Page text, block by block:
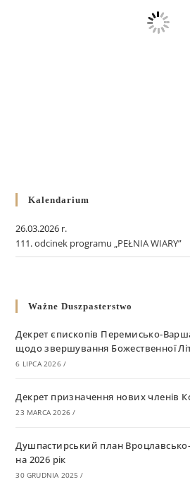
Kalendarium
26.03.2026 r.
111. odcinek programu „PEŁNIA WIARY”
Ważne Duszpasterstwo
Декрет єпископів Перемисько-
щодо звершування Божественної
6 LIPCA 2026 /
Декрет призначення нових членів
23 MARCA 2026 /
Душпастирський план Вроцлавсько-
на 2026 рік
30 GRUDNIA 2025 /